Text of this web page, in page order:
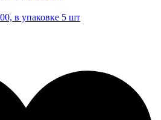
в упаковке 5 шт